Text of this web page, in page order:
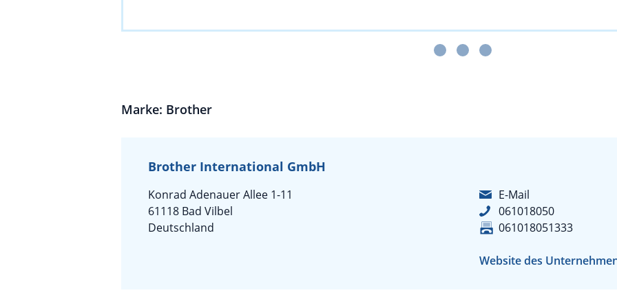
Marke: Brother
Brother International GmbH
Konrad Adenauer Allee 1-11
61118 Bad Vilbel
Deutschland
E-Mail
061018050
061018051333
Website des